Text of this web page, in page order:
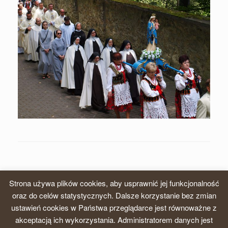
© 2026, Zgromadzenie Sióstr Karmelitanek Dzieciątka Jezus, Prowincja
krakowska
Strona używa plików cookies, aby usprawnić jej funkcjonalność
oraz do celów statystycznych. Dalsze korzystanie bez zmian
ustawień cookies w Państwa przeglądarce jest równoważne z
akceptacją ich wykorzystania. Administratorem danych jest